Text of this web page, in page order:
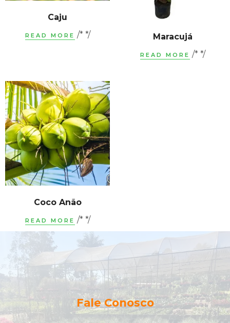
Caju
READ MORE /* */ Maracujá
READ MORE /* */
Coco Anão
READ MORE /* */
Fale Conosco